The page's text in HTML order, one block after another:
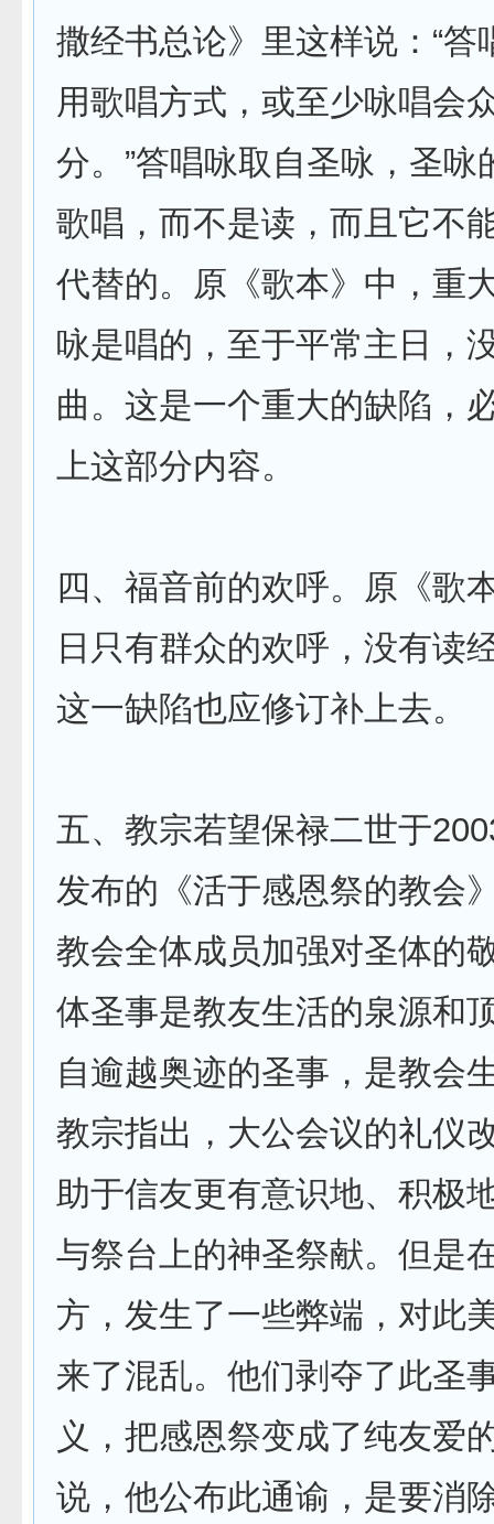
撒经书总论》里这样说：“答
用歌唱方式，或至少咏唱会
分。”答唱咏取自圣咏，圣咏
歌唱，而不是读，而且它不
代替的。原《歌本》中，重
咏是唱的，至于平常主日，
曲。这是一个重大的缺陷，
上这部分内容。
四、福音前的欢呼。原《歌
日只有群众的欢呼，没有读
这一缺陷也应修订补上去。
五、教宗若望保禄二世于
发布的《活于感恩祭的教会
教会全体成员加强对圣体的
体圣事是教友生活的泉源和
自逾越奥迹的圣事，是教会
教宗指出，大公会议的礼仪
助于信友更有意识地、积极
与祭台上的神圣祭献。但是
方，发生了一些弊端，对此
来了混乱。他们剥夺了此圣
义，把感恩祭变成了纯友爱
说，他公布此通谕，是要消